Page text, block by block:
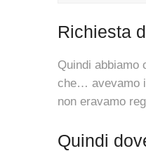
Richiesta
Quindi abbiamo
che… avevamo
non eravamo
Quindi